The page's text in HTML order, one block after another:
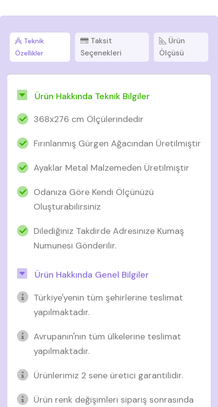
Teknik
Özellikler
Taksit
Seçenekleri
Ürün
Ölçüsü
Ürün Hakkında Teknik Bilgiler
368x276 cm Ölçülerindedir
Fırınlanmış Gürgen Ağacından Üretilmiştir
Ayaklar Metal Malzemeden Üretilmiştir
Odanıza Göre Kendi Ölçünüzü
Oluşturabilirsiniz
Dilediğiniz Takdirde Adresinize Kumaş
Numunesi Gönderilir.
Ürün Hakkında Genel Bilgiler
Türkiye'yenin tüm şehirlerine teslimat
yapılmaktadır.
Avrupanın'nın tüm ülkelerine teslimat
yapılmaktadır.
Ürünlerimiz 2 sene üretici garantilidir.
Ürün renk değişimleri sipariş sonrasında